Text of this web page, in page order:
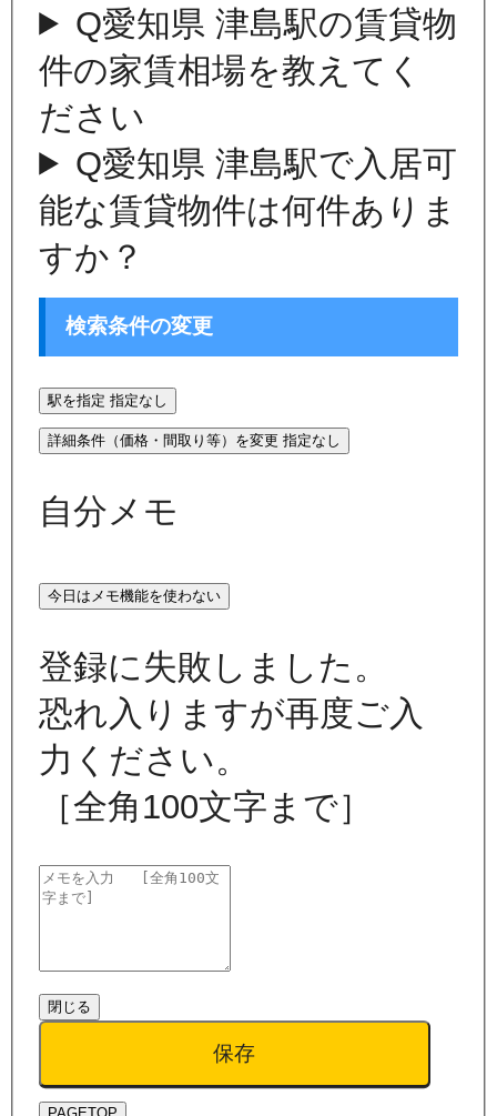
Q愛知県 津島駅の賃貸物
件の家賃相場を教えてく
ださい
Q愛知県 津島駅で入居可
能な賃貸物件は何件ありま
すか？
検索条件の変更
駅を指定 指定なし
詳細条件（価格・間取り等）を変更 指定なし
自分メモ
今日はメモ機能を使わない
登録に失敗しました。
恐れ入りますが再度ご入
力ください。
［全角100文字まで］
閉じる
保存